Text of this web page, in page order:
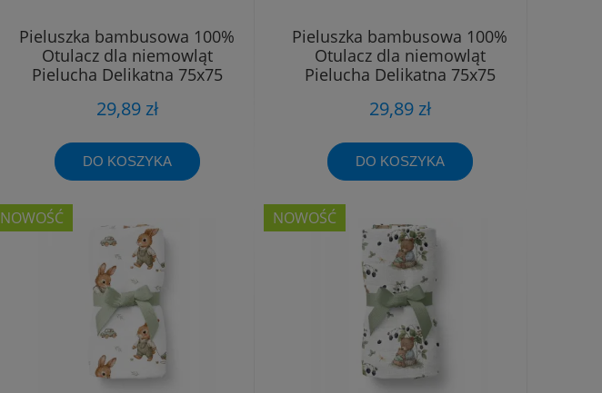
Pieluszka bambusowa 100%
Otulacz dla niemowląt
Pielucha Delikatna 75x75
29,89 zł
DO KOSZYKA
Pieluszka bambusowa 100%
Otulacz dla niemowląt
Pielucha Delikatna 75x75
29,89 zł
DO KOSZYKA
NOWOŚĆ NOWOŚĆ